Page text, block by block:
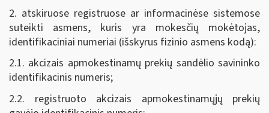
2. atskiruose registruose ar informacinėse sistemose
suteikti asmens, kuris yra mokesčių mokėtojas,
identifikaciniai numeriai (išskyrus fizinio asmens kodą):
2.1. akcizais apmokestinamų prekių sandėlio savininko
identifikacinis numeris;
2.2. registruoto akcizais apmokestinamųjų prekių